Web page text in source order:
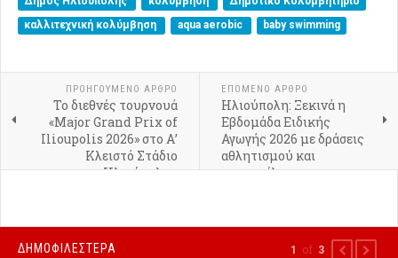
καλλιτεχνική κολύμβηση
aqua aerobic baby swimming
ΠΡΟΗΓΟΎΜΕΝΟ ΑΡΘΡΟ
Το διεθνές τουρνουά
«Major Grand Prix of
Ilioupolis 2026» στο Α’
Κλειστό Στάδιο
Ηλιούπολης
ΕΠΟΜΕΝΟ ΑΡΘΡΟ
Ηλιούπολη: Ξεκινά η
Εβδομάδα Ειδικής
Αγωγής 2026 με δράσεις
αθλητισμού και
συμπερίληψης
ΔΗΜΟΦΙΛΕΣΤΕΡΑ 1 of 3 PREVIOUS
NEXT